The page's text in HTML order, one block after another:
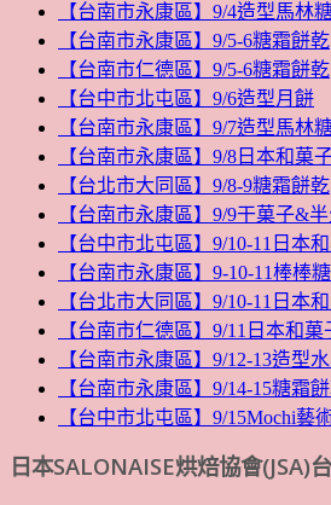
【台南市永康區】9/4造型馬林
【台南市永康區】9/5-6糖霜餅乾
【台南市仁德區】9/5-6糖霜餅乾
【台中市北屯區】9/6造型月餅
【台南市永康區】9/7造型馬林
【台南市永康區】9/8日本和菓
【台北市大同區】9/8-9糖霜餅乾
【台南市永康區】9/9干菓子&
【台中市北屯區】9/10-11日本
【台南市永康區】9-10-11棒棒
【台北市大同區】9/10-11日本
【台南市仁德區】9/11日本和菓
【台南市永康區】9/12-13造型
【台南市永康區】9/14-15糖霜
【台中市北屯區】9/15Mochi藝
日本SALONAISE烘焙協會(JSA)